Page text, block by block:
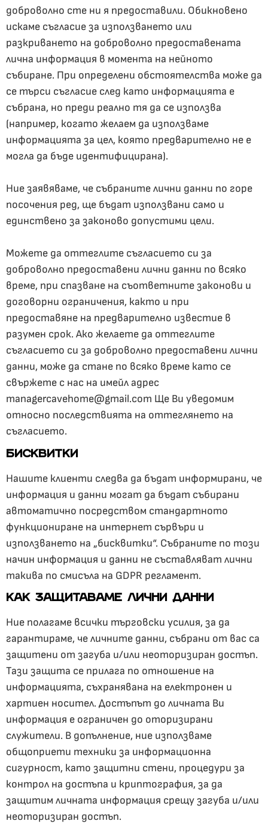
доброволно сте ни я предоставили. Обикновено
искаме съгласие за използването или
разкриването на доброволно предоставената
лична информация в момента на нейното
събиране. При определени обстоятелства може да
се търси съгласие след като информацията е
събрана, но преди реално тя да се използва
(например, когато желаем да използваме
информацията за цел, която предварително не е
могла да бъде идентифицирана).
Ние заявяваме, че събраните лични данни по горе
посочения ред, ще бъдат използвани само и
единствено за законово допустими цели.
Можете да оттеглите съгласието си за
доброволно предоставени лични данни по всяко
време, при спазване на съответните законови и
договорни ограничения, както и при
предоставяне на предварително известие в
разумен срок. Ако желаете да оттеглите
съгласието си за доброволно предоставени лични
данни, може да стане по всяко време като се
свържете с нас на имейл адрес
managercavehome@gmail.com Ще Ви уведомим
относно последствията на оттеглянето на
съгласието.
БИСКВИТКИ
Нашите клиенти следва да бъдат информирани, че
информация и данни могат да бъдат събирани
автоматично посредством стандартното
функциониране на интернет сървъри и
използването на „бисквитки“. Събраните по този
начин информация и данни не съставляват лични
такива по смисъла на GDPR регламент.
КАК ЗАЩИТАВАМЕ ЛИЧНИ ДАННИ
Ние полагаме всички търговски усилия, за да
гарантираме, че личните данни, събрани от вас са
защитени от загуба и/или неоторизиран достъп.
Тази защита се прилага по отношение на
информацията, съхранявана на електронен и
хартиен носител. Достъпът до личната Ви
информация е ограничен до оторизирани
служители. В допълнение, ние използваме
общоприети техники за информационна
сигурност, като защитни стени, процедури за
контрол на достъпа и криптография, за да
защитим личната информация срещу загуба и/или
неоторизиран достъп.